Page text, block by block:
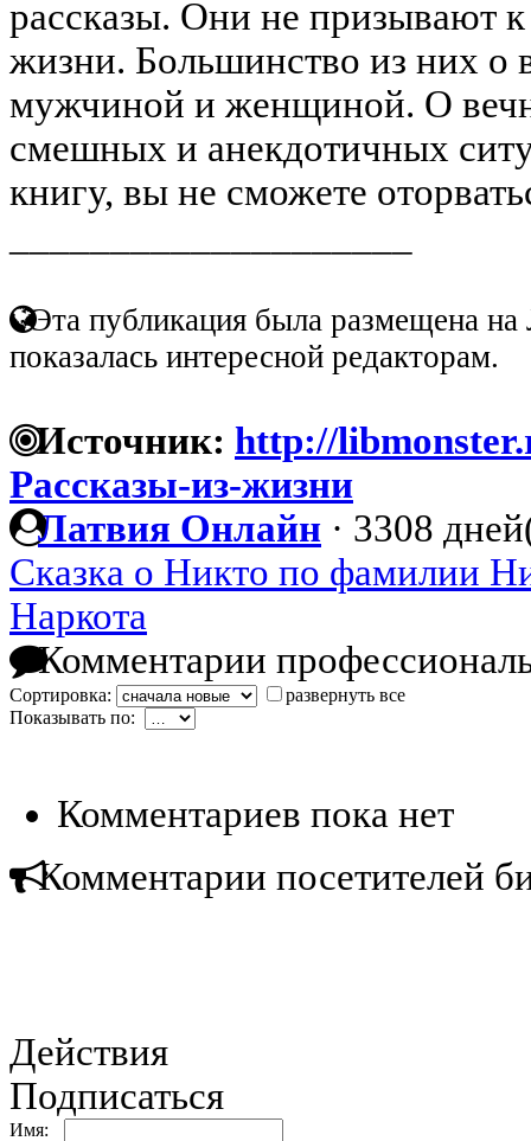
рассказы. Они не призывают
жизни. Большинство из них о
мужчиной и женщиной. О
смешных и анекдотичных
книгу, вы не сможете
Эта публикация была размещена на
показалась интересной редакторам.
Источник: http://
Рассказы-из-жизни
Латвия Онлайн · 3308
Сказка о Никто по фамилии
Наркота
Комментарии
Сортировка:
развернуть все
Показывать по:
Комментариев пока нет
Комментарии посетителей
Действия
Подписаться
Имя: